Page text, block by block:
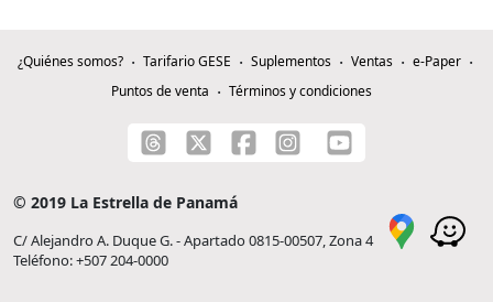
¿Quiénes somos? Tarifario GESE Suplementos Ventas
e-Paper
Puntos de venta
Términos y condiciones
© 2019 La Estrella de Panamá
C/ Alejandro A. Duque G. - Apartado 0815-00507, Zona 4
Teléfono: +507 204-0000